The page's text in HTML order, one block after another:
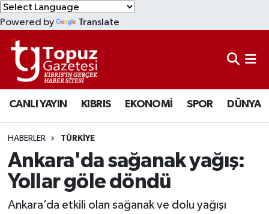
Powered by Translate
CANLI YAYIN KIBRIS EKONOMİ SPOR DÜNYA
HABERLER TÜRKİYE
Ankara'da sağanak yağış:
Yollar göle döndü
Ankara’da etkili olan sağanak ve dolu yağışı
KIBRIS
DÜNYA
EKONOMİ
MAGAZİN
SAĞLIK
SPOR
Lefkoşa Nöbetçi Eczaneler
Lefkoşa Hava Durumu
Lefkoşa Trafik Yoğunluk Haritası
Süper Lig Puan Durumu ve Fikstür
Tüm Manşetler
Son Dakika Haberleri